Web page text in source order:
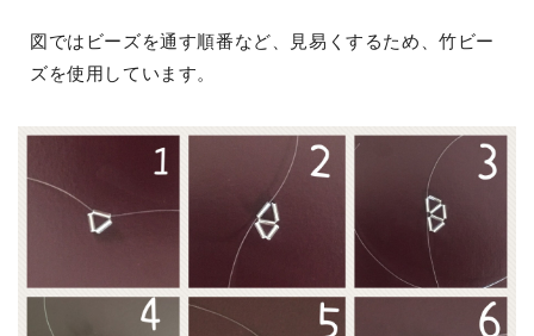
図ではビーズを通す順番など、見易くするため、竹ビー
ズを使用しています。